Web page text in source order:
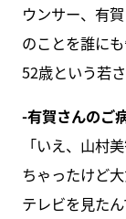
ウンサー、有
のことを誰に
52歳という若さ
-有賀さんのご
「いえ、山村
ちゃったけど
テレビを見た